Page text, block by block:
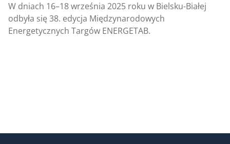
W dniach 16–18 września 2025 roku w Bielsku-Białej
odbyła się 38. edycja Międzynarodowych
Energetycznych Targów ENERGETAB.